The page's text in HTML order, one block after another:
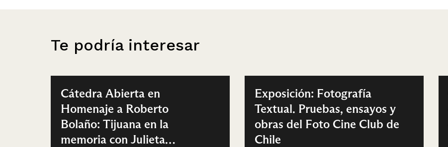
Te podría interesar
Cátedra Abierta en
Homenaje a Roberto
Bolaño: Tijuana en la
memoria con Julieta
Exposición: Fotografía
Textual. Pruebas, ensayos y
obras del Foto Cine Club de
Chile